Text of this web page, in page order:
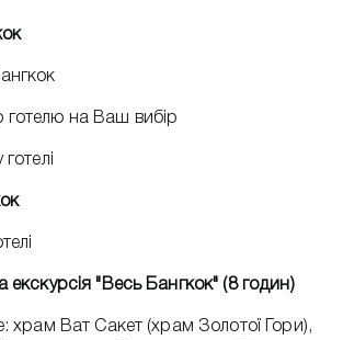
готелю на Ваш вибір
екскурсія "Весь Бангкок" (8 годин)
храм Ват Сакет (храм Золотої Гори),